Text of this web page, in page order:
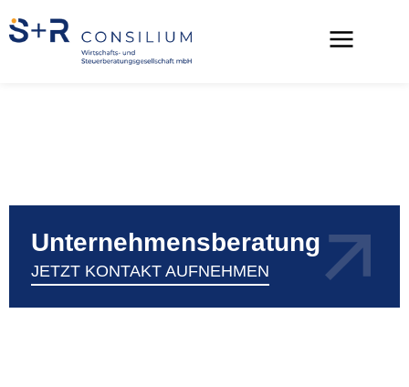
Unternehmensberatung
JETZT KONTAKT AUFNEHMEN